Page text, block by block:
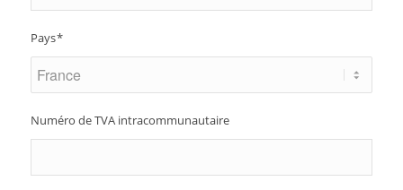
Pays*
Numéro de TVA intracommunautaire